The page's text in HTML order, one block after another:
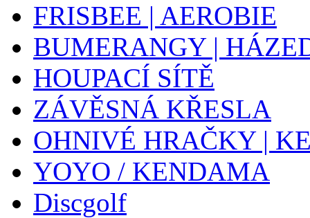
FRISBEE | AEROBIE
BUMERANGY |
HOUPACÍ SÍTĚ
ZÁVĚSNÁ KŘESLA
OHNIVÉ HRAČKY |
YOYO / KENDAMA
Discgolf